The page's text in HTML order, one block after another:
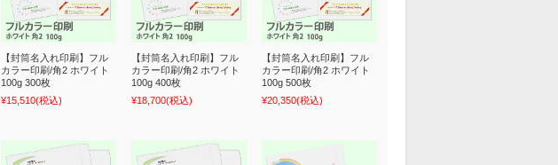
【封筒名入れ印刷】フル
カラー印刷/角2 ホワイト
100g 300枚
¥15,510(税込)
【封筒名入れ印刷】フル
カラー印刷/角2 ホワイト
100g 400枚
¥18,700(税込)
【封筒名入れ印刷】フル
カラー印刷/角2 ホワイト
100g 500枚
¥20,350(税込)